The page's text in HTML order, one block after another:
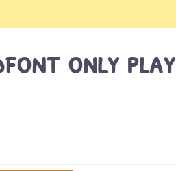
only play